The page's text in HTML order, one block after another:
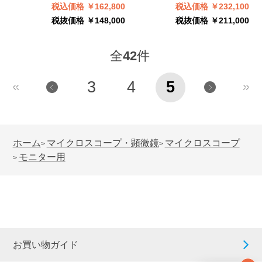
税込価格 ￥162,800
税抜価格 ￥148,000
税込価格 ￥232,100
税抜価格 ￥211,000
全42件
3 4 5
ホーム> マイクロスコープ・顕微鏡> マイクロスコープ
> モニター用
お買い物ガイド